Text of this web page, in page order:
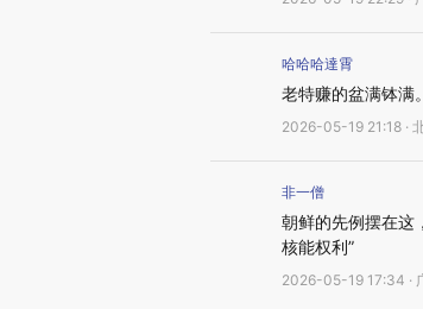
哈哈哈達霄
老特赚的盆满钵满。
2026-05-19 21:18 ·
非一僧
朝鲜的先例摆在这
核能权利”
2026-05-19 17:34 ·